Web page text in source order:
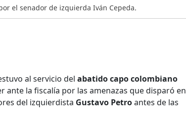
el senador de izquierda Iván Cepeda.
al servicio del abatido capo colombiano
ante la fiscalía por las amenazas que disparó en
del izquierdista Gustavo Petroantes de las